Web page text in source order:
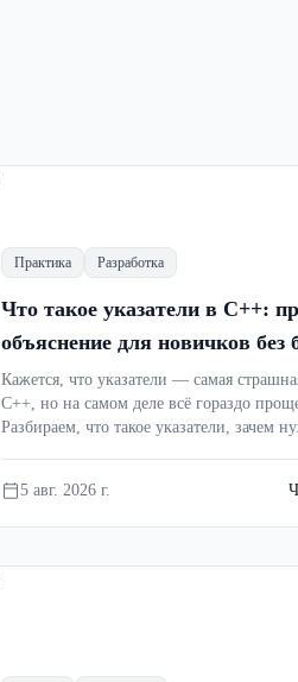
Память в
утечки
Почему программы на C++
куча, зачем нужны
C++ помогает их
5 авг. 2026 г. 5 мин
Практика Разработка
Что такое указатели в C++:
объяснение для новичков без
Кажется, что указатели — самая
C++, но на самом деле всё гораздо
Разбираем, что такое указатели, зачем
5 авг. 2026 г.